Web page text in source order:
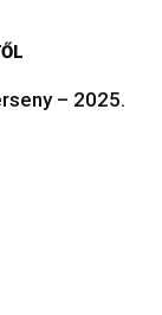
– 2025.